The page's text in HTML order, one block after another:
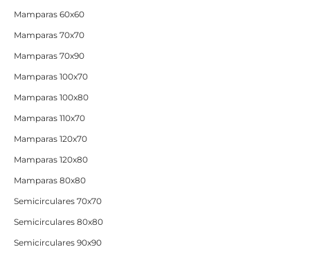
Mamparas 60x60
Mamparas 70x70
Mamparas 70x90
Mamparas 100x70
Mamparas 100x80
Mamparas 110x70
Mamparas 120x70
Mamparas 120x80
Mamparas 80x80
Semicirculares 70x70
Semicirculares 80x80
Semicirculares 90x90